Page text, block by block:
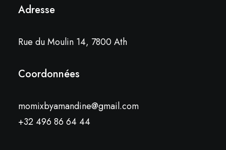
Adresse
Rue du Moulin 14, 7800 Ath
Coordonnées
momixbyamandine@gmail.com
+32 496 86 64 44